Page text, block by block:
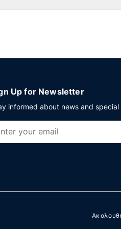
7:30 π.μ. - 10:30 π.μ..
Up for Newsletter
informed about news and special